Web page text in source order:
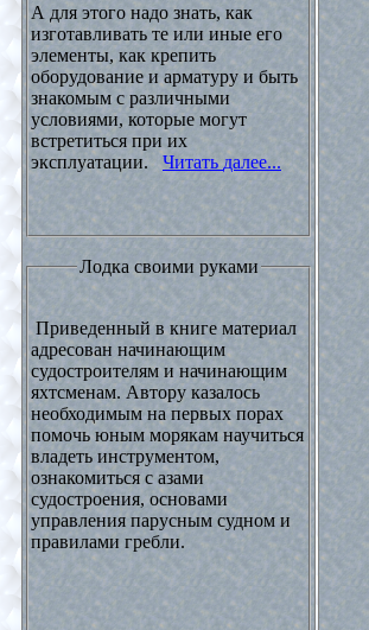
А для этого надо знать, как
изготавливать те или иные его
элементы, как крепить
оборудование и арматуру и быть
знакомым с различными
условиями, которые могут
встретиться при их
эксплуатации.
Читать далее...
Лодка своими руками
Приведенный в книге материал
адресован начинающим
судостроителям и начинающим
яхтсменам. Автору казалось
необходимым на первых порах
помочь юным морякам научиться
владеть инструментом,
ознакомиться с азами
судостроения, основами
управления парусным судном и
правилами гребли.